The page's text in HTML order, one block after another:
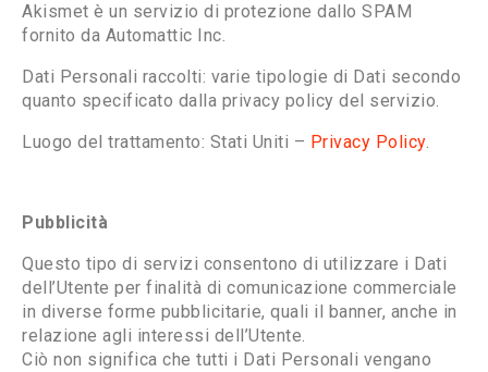
Akismet è un servizio di protezione dallo SPAM
fornito da Automattic Inc.
Dati Personali raccolti: varie tipologie di Dati secondo
quanto specificato dalla privacy policy del servizio.
Luogo del trattamento: Stati Uniti – Privacy Policy.
Pubblicità
Questo tipo di servizi consentono di utilizzare i Dati
dell’Utente per finalità di comunicazione commerciale
in diverse forme pubblicitarie, quali il banner, anche in
relazione agli interessi dell’Utente.
Ciò non significa che tutti i Dati Personali vengano